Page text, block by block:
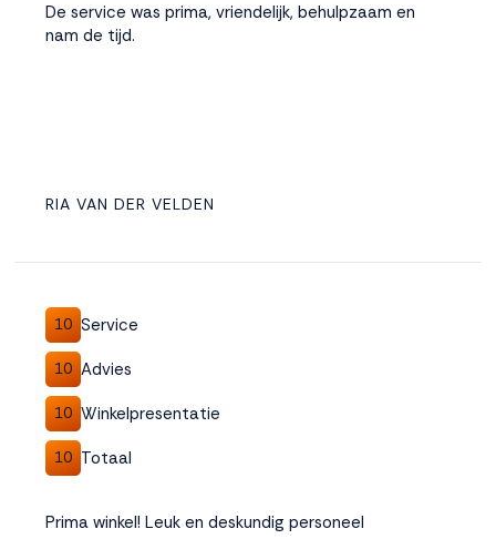
De service was prima, vriendelijk, behulpzaam en
nam de tijd.
RIA VAN DER VELDEN
10 Service
10 Advies
10 Winkelpresentatie
10 Totaal
Prima winkel! Leuk en deskundig personeel